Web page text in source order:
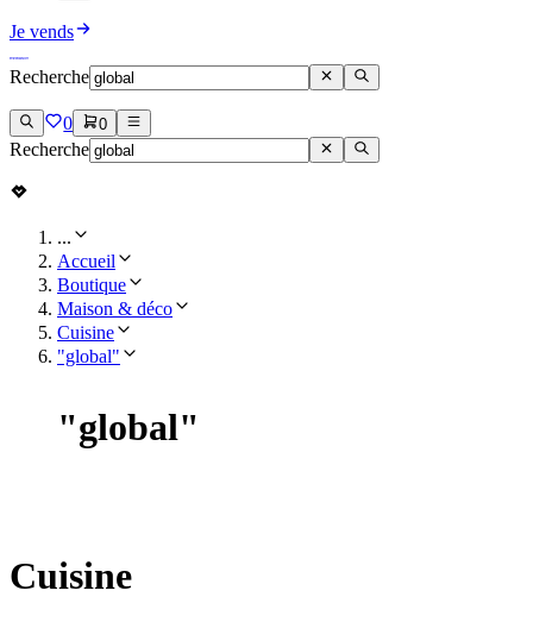
Je vends
Recherche
0 0
Recherche
...
Accueil
Boutique
Maison & déco
Cuisine
"global"
"global"
Cuisine